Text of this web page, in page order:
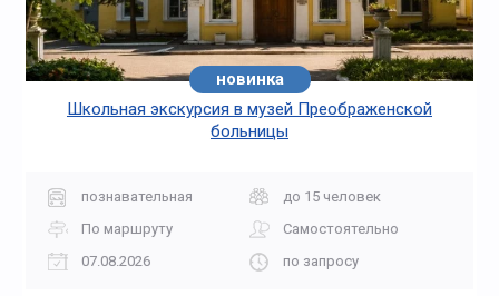
новинка
Школьная экскурсия в музей Преображенской
больницы
познавательная
до 15 человек
По маршруту
Самостоятельно
07.08.2026
по запросу